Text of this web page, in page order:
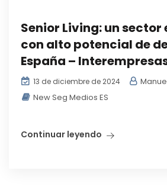
Senior Living: un sector
con alto potencial de
España –
13 de diciembre de 2024
New Seg Medios ES
Continuar leyendo